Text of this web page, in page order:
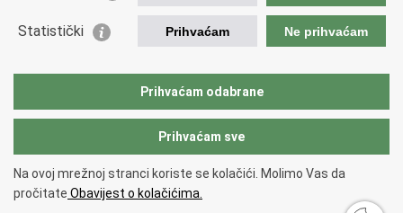
Hrvatska gospodarska komora
Hrvatska obrtnička komora
Europska komisija
Povratak na vrh
Copyright © 2026 Izvozni portal.Uvjeti korištenja
Statistički Prihvaćam Ne prihvaćam
Prihvaćam odabrane
Prihvaćam sve
Na ovoj mrežnoj stranci koriste se kolačići. Molimo Vas da
pročitate Obavijest o kolačićima.